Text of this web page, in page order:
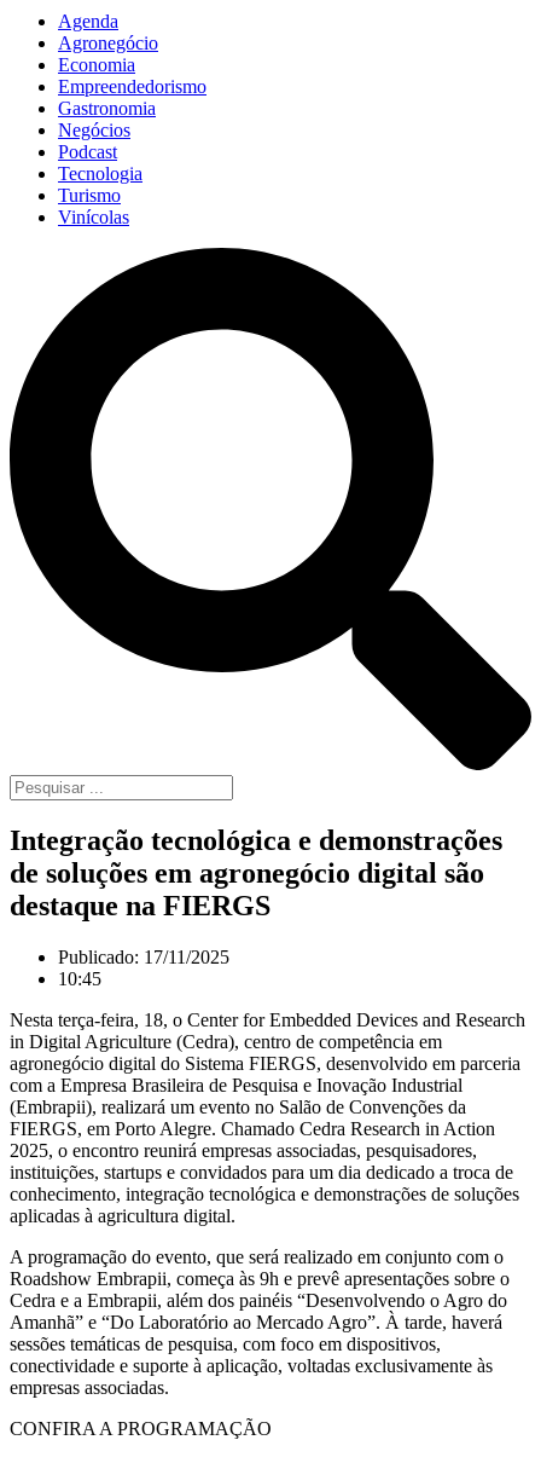
Agenda
Agronegócio
Economia
Empreendedorismo
Gastronomia
Negócios
Podcast
Tecnologia
Turismo
Vinícolas
Integração tecnológica e demonstrações
de soluções em agronegócio digital são
destaque na FIERGS
Publicado: 17/11/2025
10:45
Nesta terça-feira, 18, o Center for Embedded Devices and Research
in Digital Agriculture (Cedra), centro de competência em
agronegócio digital do Sistema FIERGS, desenvolvido em parceria
com a Empresa Brasileira de Pesquisa e Inovação Industrial
(Embrapii), realizará um evento no Salão de Convenções da
FIERGS, em Porto Alegre. Chamado Cedra Research in Action
2025, o encontro reunirá empresas associadas, pesquisadores,
instituições, startups e convidados para um dia dedicado a troca de
conhecimento, integração tecnológica e demonstrações de soluções
aplicadas à agricultura digital.
A programação do evento, que será realizado em conjunto com o
Roadshow Embrapii, começa às 9h e prevê apresentações sobre o
Cedra e a Embrapii, além dos painéis “Desenvolvendo o Agro do
Amanhã” e “Do Laboratório ao Mercado Agro”. À tarde, haverá
sessões temáticas de pesquisa, com foco em dispositivos,
conectividade e suporte à aplicação, voltadas exclusivamente às
empresas associadas.
CONFIRA A PROGRAMAÇÃO